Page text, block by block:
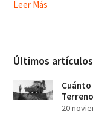
Leer Más
Últimos artículos
Cuánto
20